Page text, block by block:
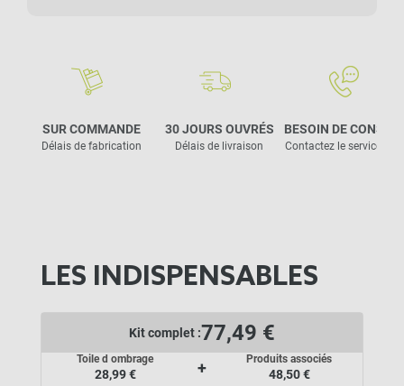
SUR COMMANDE
Délais de fabrication
30 JOURS OUVRÉS
Délais de livraison
BESOIN DE CONSEIL
Contactez le service
LES INDISPENSABLES
Kit complet :77,49 €
Toile d ombrage
28,99 € +
Produits associés
48,50 €